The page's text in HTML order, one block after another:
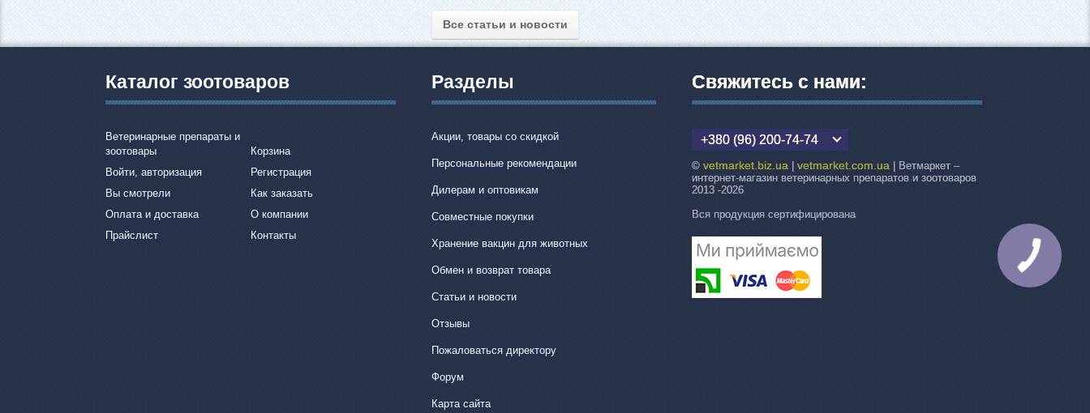
Все статьи и новости
Каталог зоотоваров
Ветеринарные препараты и
зоотовары
Корзина
Войти, авторизация
Регистрация
Вы смотрели
Как заказать
Оплата и доставка
О компании
Прайслист
Контакты
Разделы
Акции, товары со скидкой
Персональные рекомендации
Дилерам и оптовикам
Совместные покупки
Хранение вакцин для животных
Обмен и возврат товара
Статьи и новости
Отзывы
Пожаловаться директору
Форум
Карта сайта
Свяжитесь с нами:
+380 (96) 200-74-74
©vetmarket.biz.ua |vetmarket.com.ua | Ветмаркет –
интернет-магазин ветеринарных препаратов и зоотоваров
2013 -2026
Вся продукция сертифицирована
КНОПКА
СВЯЗИ